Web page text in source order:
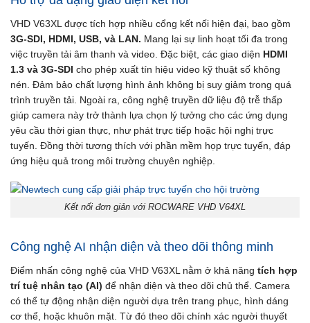
VHD V63XL được tích hợp nhiều cổng kết nối hiện đại, bao gồm
3G-SDI, HDMI, USB, và LAN. Mang lại sự linh hoạt tối đa trong
việc truyền tải âm thanh và video. Đặc biệt, các giao diện HDMI
1.3 và 3G-SDI cho phép xuất tín hiệu video kỹ thuật số không
nén. Đảm bảo chất lượng hình ảnh không bị suy giảm trong quá
trình truyền tải. Ngoài ra, công nghệ truyền dữ liệu độ trễ thấp
giúp camera này trở thành lựa chọn lý tưởng cho các ứng dụng
yêu cầu thời gian thực, như phát trực tiếp hoặc hội nghị trực
tuyến. Đồng thời tương thích với phần mềm họp trực tuyến, đáp
ứng hiệu quả trong môi trường chuyên nghiệp.
Kết nối đơn giản với ROCWARE VHD V64XL
Công nghệ AI nhận diện và theo dõi thông minh
Điểm nhấn công nghệ của VHD V63XL nằm ở khả năng tích hợp
trí tuệ nhân tạo (AI) để nhận diện và theo dõi chủ thể. Camera
có thể tự động nhận diện người dựa trên trang phục, hình dáng
cơ thể, hoặc khuôn mặt. Từ đó theo dõi chính xác người thuyết